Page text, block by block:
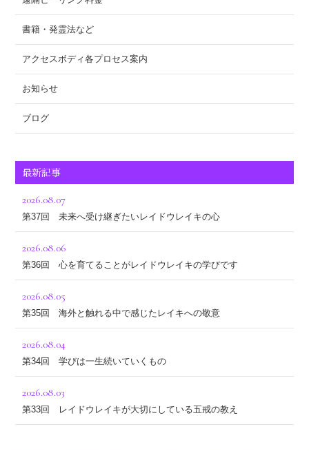
書籍・発霊法など
アクセスボディ各プロセス案内
お知らせ
ブログ
最新記事
2026.08.07
第37回 未来へ受け継ぎたいレイドウレイキの心
2026.08.06
第36回 心を育てることがレイドウレイキの学びです
2026.08.05
第35回 海外と触れる中で感じたレイキへの敬意
2026.08.04
第34回 学びは一生続いていくもの
2026.08.03
第33回 レイドウレイキが大切にしている五戒の教え